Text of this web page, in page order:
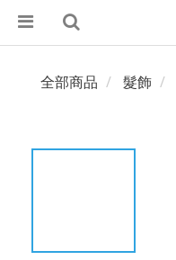
全部商品 髮飾